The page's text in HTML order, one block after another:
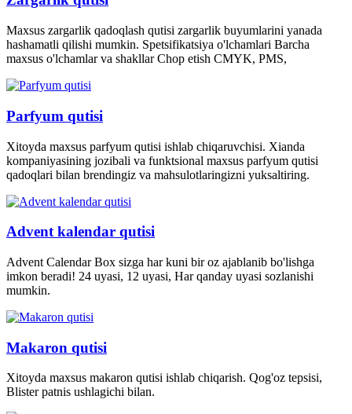
Maxsus zargarlik qadoqlash qutisi zargarlik buyumlarini yanada
hashamatli qilishi mumkin. Spetsifikatsiya o'lchamlari Barcha
maxsus o'lchamlar va shakllar Chop etish CMYK, PMS,
Parfyum qutisi
Xitoyda maxsus parfyum qutisi ishlab chiqaruvchisi. Xianda
kompaniyasining jozibali va funktsional maxsus parfyum qutisi
qadoqlari bilan brendingiz va mahsulotlaringizni yuksaltiring.
Advent kalendar qutisi
Advent Calendar Box sizga har kuni bir oz ajablanib bo'lishga
imkon beradi! 24 uyasi, 12 uyasi, Har qanday uyasi sozlanishi
mumkin.
Makaron qutisi
Xitoyda maxsus makaron qutisi ishlab chiqarish. Qog'oz tepsisi,
Blister patnis ushlagichi bilan.